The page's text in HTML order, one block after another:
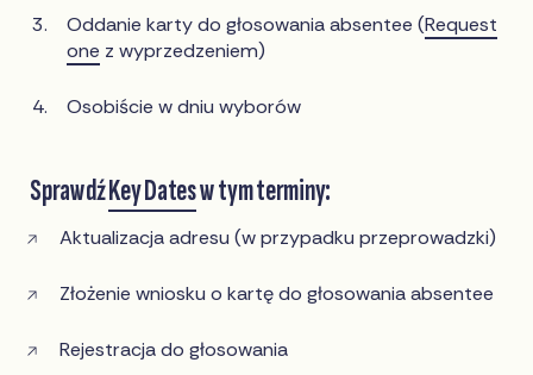
Oddanie karty do głosowania absentee (Request
one z wyprzedzeniem)
Osobiście w dniu wyborów
SprawdźKey Datesw tym terminy:
Aktualizacja adresu (w przypadku przeprowadzki)
Złożenie wniosku o kartę do głosowania absentee
Rejestracja do głosowania